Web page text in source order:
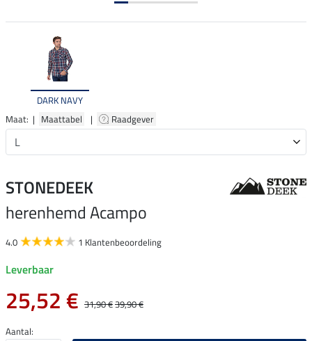
DARK NAVY
Maat: | Maattabel | Raadgever
STONEDEEK
herenhemd Acampo
4.0 1 Klantenbeoordeling
Leverbaar
25,52 € 31,90 €39,90 €
Aantal: